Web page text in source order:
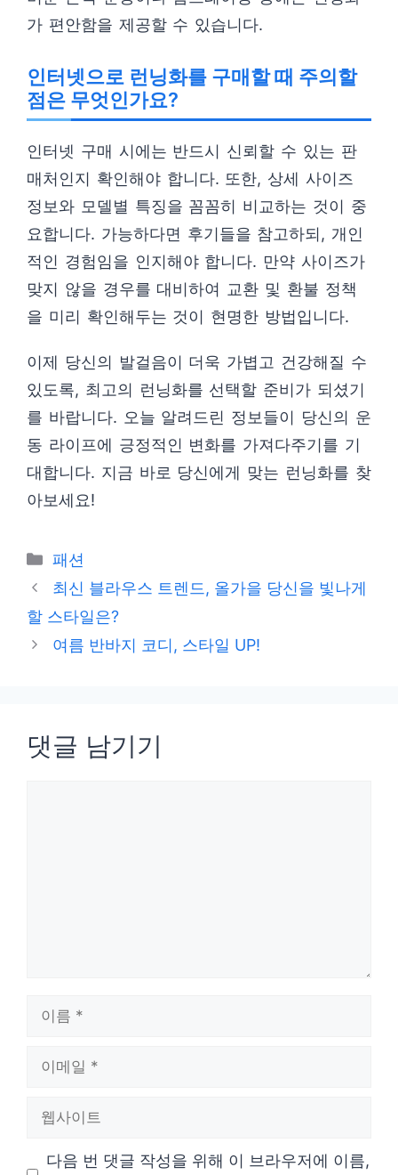
가 편안함을 제공할 수 있습니다.
인터넷으로 런닝화를 구매할 때 주의할
점은 무엇인가요?
인터넷 구매 시에는 반드시 신뢰할 수 있는 판
매처인지 확인해야 합니다. 또한, 상세 사이즈
정보와 모델별 특징을 꼼꼼히 비교하는 것이 중
요합니다. 가능하다면 후기들을 참고하되, 개인
적인 경험임을 인지해야 합니다. 만약 사이즈가
맞지 않을 경우를 대비하여 교환 및 환불 정책
을 미리 확인해두는 것이 현명한 방법입니다.
이제 당신의 발걸음이 더욱 가볍고 건강해질 수
있도록, 최고의 런닝화를 선택할 준비가 되셨기
를 바랍니다. 오늘 알려드린 정보들이 당신의 운
동 라이프에 긍정적인 변화를 가져다주기를 기
대합니다. 지금 바로 당신에게 맞는 런닝화를 찾
아보세요!
카
테
리
패션
최신 블라우스 트렌드, 올가을 당신을 빛나게
할 스타일은?
여름 반바지 코디, 스타일 UP!
댓글 남기기
다음 번 댓글 작성을 위해 이 브라우저에 이름,